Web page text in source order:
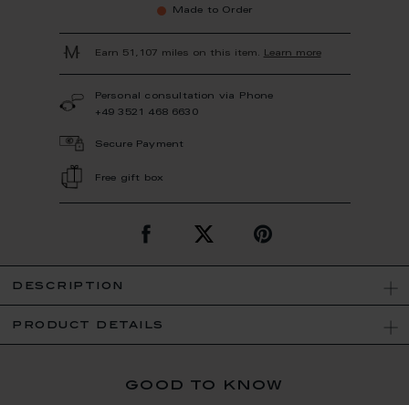
Made to Order
Earn 51,107 miles on this item. Learn more
Personal consultation via Phone
+49 3521 468 6630
Secure Payment
Free gift box
description
product details
good to know